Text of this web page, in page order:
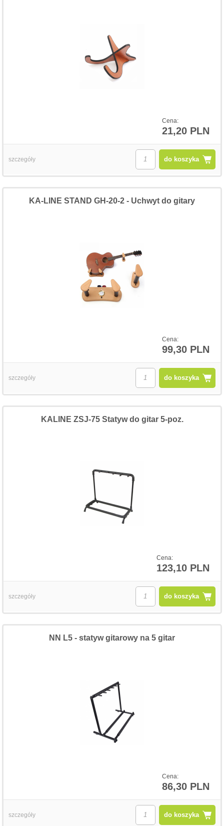
Cena:
21,20 PLN
do koszyka
szczegóły
Cena:
99,30 PLN
KA-LINE STAND GH-20-2 - Uchwyt do gitary
do koszyka
szczegóły
Cena:
123,10 PLN
KALINE ZSJ-75 Statyw do gitar 5-poz.
do koszyka
szczegóły
Cena:
86,30 PLN
NN L5 - statyw gitarowy na 5 gitar
do koszyka
szczegóły